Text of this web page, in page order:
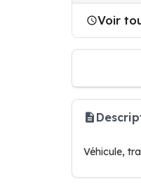
Voir
Véhicule,